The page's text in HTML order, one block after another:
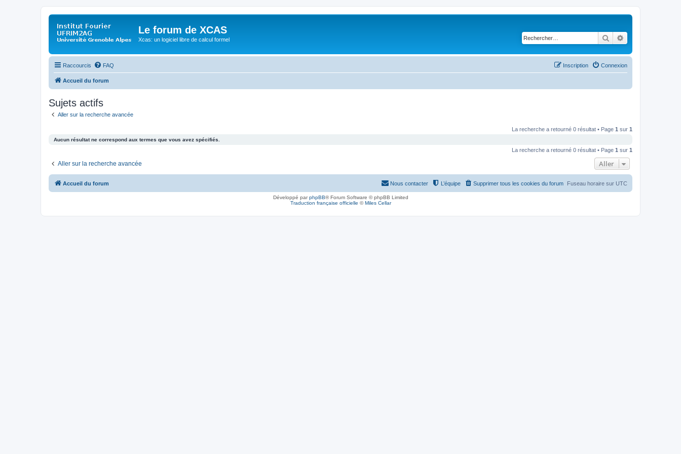
Le forum de XCAS
Xcas: un logiciel libre de calcul formel Rechercher
Raccourcis FAQ Connexion
Inscription
Accueil du forum
Sujets actifs
Aller sur la recherche avancée
La recherche a retourné 0 résultat • Page 1 sur 1
Aucun résultat ne correspond aux termes que vous avez spécifiés.
La recherche a retourné 0 résultat • Page 1 sur 1
Aller sur la recherche avancée Aller
Accueil du forum Fuseau horaire sur UTC
Supprimer tous les cookies du forum
L’équipe
Nous contacter
Développé parphpBB® Forum Software © phpBB Limited
Traduction française officielle ©Miles Cellar